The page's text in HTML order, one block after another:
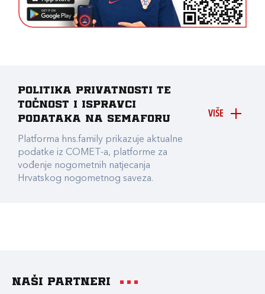
VIŠE
Politika privatnosti te
točnost i ispravci
podataka na Semaforu
Platforma hns.family prikazuje aktualne
podatke iz COMET-a, platforme za
vođenje nogometnih natjecanja
Hrvatskog nogometnog saveza.
Naši partneri